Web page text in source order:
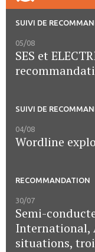
SUIVI DE
05/08
SES et
SUIVI DE
04/08
Wordline
RECOMMANDATION
30/07
Semi-
International,
situations,